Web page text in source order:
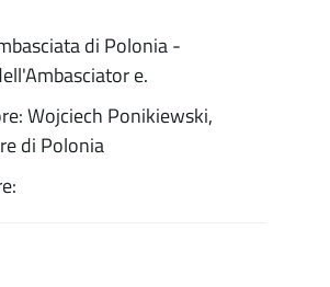
di Polonia -
e.
Wojciech Ponikiewski,
di Polonia